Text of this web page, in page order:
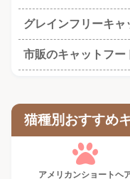
グレインフリーキャ
市販のキャットフー
猫種別おすすめ
アメリカンショートヘ